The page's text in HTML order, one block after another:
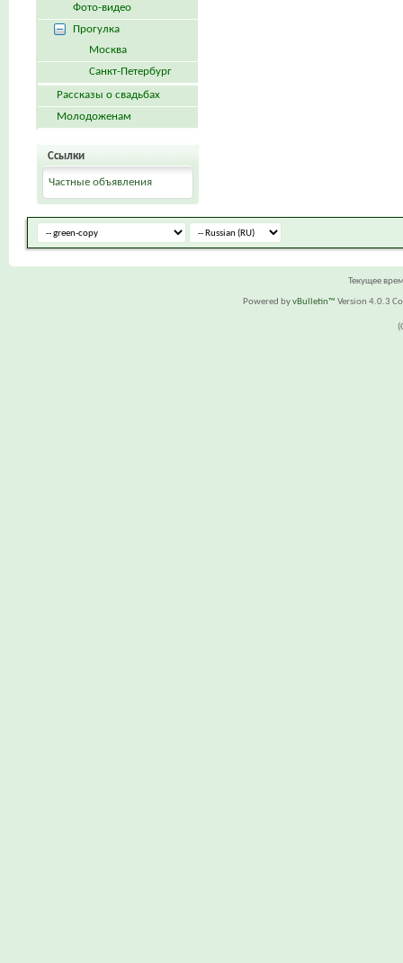
Фото-видео
Прогулка
Москва
Санкт-Петербург
Рассказы о свадьбах
Молодоженам
Ссылки
Частные объявления
Текущее
Powered byvBulletin™ Version 4.0.3